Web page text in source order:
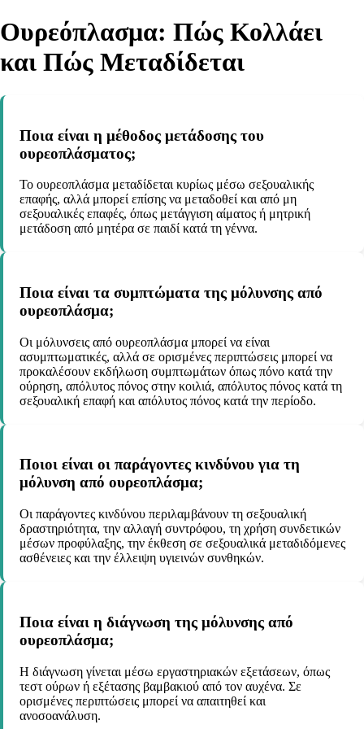
Ουρεόπλασμα: Πώς Κολλάει
και Πώς Μεταδίδεται
Ποια είναι η μέθοδος μετάδοσης του
ουρεοπλάσματος;
Το ουρεοπλάσμα μεταδίδεται κυρίως μέσω σεξουαλικής
επαφής, αλλά μπορεί επίσης να μεταδοθεί και από μη
σεξουαλικές επαφές, όπως μετάγγιση αίματος ή μητρική
μετάδοση από μητέρα σε παιδί κατά τη γέννα.
Ποια είναι τα συμπτώματα της μόλυνσης από
ουρεοπλάσμα;
Οι μόλυνσεις από ουρεοπλάσμα μπορεί να είναι
ασυμπτωματικές, αλλά σε ορισμένες περιπτώσεις μπορεί να
προκαλέσουν εκδήλωση συμπτωμάτων όπως πόνο κατά την
ούρηση, απόλυτος πόνος στην κοιλιά, απόλυτος πόνος κατά τη
σεξουαλική επαφή και απόλυτος πόνος κατά την περίοδο.
Ποιοι είναι οι παράγοντες κινδύνου για τη
μόλυνση από ουρεοπλάσμα;
Οι παράγοντες κινδύνου περιλαμβάνουν τη σεξουαλική
δραστηριότητα, την αλλαγή συντρόφου, τη χρήση συνδετικών
μέσων προφύλαξης, την έκθεση σε σεξουαλικά μεταδιδόμενες
ασθένειες και την έλλειψη υγιεινών συνθηκών.
Ποια είναι η διάγνωση της μόλυνσης από
ουρεοπλάσμα;
Η διάγνωση γίνεται μέσω εργαστηριακών εξετάσεων, όπως
τεστ ούρων ή εξέτασης βαμβακιού από τον αυχένα. Σε
ορισμένες περιπτώσεις μπορεί να απαιτηθεί και
ανοσοανάλυση.